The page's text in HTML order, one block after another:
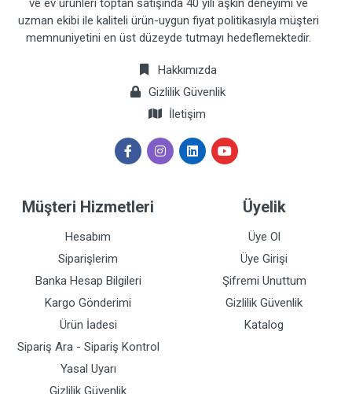
ve ev ürünleri toptan satışında 40 yılı aşkın deneyimi ve
uzman ekibi ile kaliteli ürün-uygun fiyat politikasıyla müşteri
memnuniyetini en üst düzeyde tutmayı hedeflemektedir.
Hakkımızda
Gizlilik Güvenlik
İletişim
Müşteri Hizmetleri
Hesabım
Siparişlerim
Banka Hesap Bilgileri
Kargo Gönderimi
Ürün İadesi
Sipariş Ara - Sipariş Kontrol
Yasal Uyarı
Gizlilik Güvenlik
Üyelik
Üye Ol
Üye Girişi
Şifremi Unuttum
Gizlilik Güvenlik
Katalog